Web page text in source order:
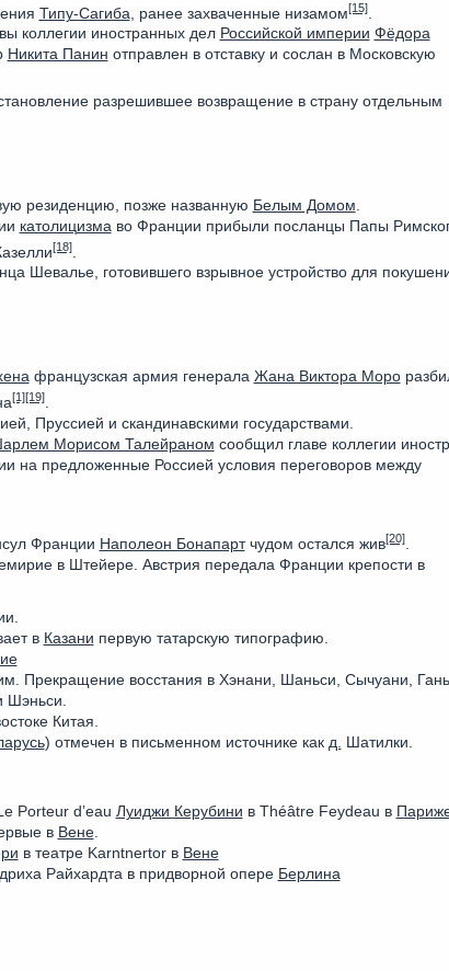
Типу-Сагиба , ранее захваченные низамом[15].
коллегии иностранных дел Российской империи Фёдора
Никита Панин отправлен в отставку и сослан в Московскую
разрешившее возвращение в страну отдельным
резиденцию, позже названную Белым Домом
католицизма во Франции прибыли посланцы Папы
[18].
Шевалье, готовившего взрывное устройство для
французская армия генерала Жана Виктора Моро
[1][19].
Пруссией и скандинавскими государствами.
Морисом Талейраном сообщил главе коллегии
на предложенные Россией условия переговоров между
Франции Наполеон Бонапартчудом остался жив[20].
в Штейере. Австрия передала Франции крепости в
в Казани первую татарскую типографию.
Прекращение восстания в Хэнани, Шаньси, Сычуани,
Шэньси.
Китая.
) отмечен в письменном источнике как д. Шатилки.
Porteur d’eau Луиджи Керубини в Théâtre Feydeau в
в Вене.
в театре Karntnertor в Вене
Райхардта в придворной опере Берлина